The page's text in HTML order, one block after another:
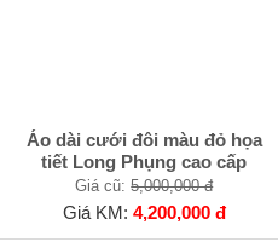
Áo dài cưới đôi màu đỏ họa
tiết Long Phụng cao cấp
Giá cũ:5,000,000 đ
Giá KM: 4,200,000 đ